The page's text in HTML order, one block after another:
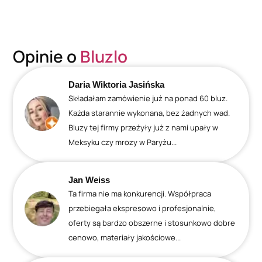
Opinie o Bluzlo
Daria Wiktoria Jasińska
Składałam zamówienie już na ponad 60 bluz.
Każda starannie wykonana, bez żadnych wad.
Bluzy tej firmy przeżyły już z nami upały w
Meksyku czy mrozy w Paryżu...
Jan Weiss
Ta firma nie ma konkurencji. Współpraca
przebiegała ekspresowo i profesjonalnie,
oferty są bardzo obszerne i stosunkowo dobre
cenowo, materiały jakościowe...